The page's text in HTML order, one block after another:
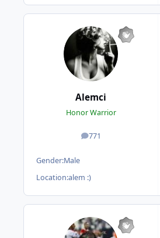
Alemci
Honor Warrior
771
posts
Gender:Male
Location:alem :)